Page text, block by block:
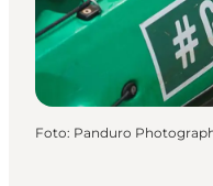
Foto: Panduro